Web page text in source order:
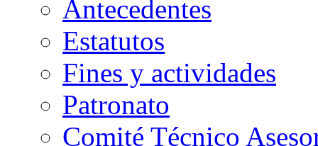
Antecedentes
Estatutos
Fines y actividades
Patronato
Comité Técnico